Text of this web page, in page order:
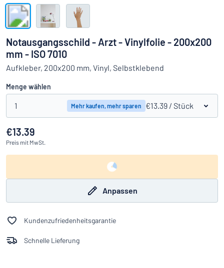
Das Gesuchte nicht gefunden?
Alle Kategorien anzeigen
Einloggen
Notausgangsschild - Arzt - Vinylfolie - 200x200
mm - ISO 7010
Aufkleber, 200x200 mm, Vinyl, Selbstklebend
Menge wählen
1 Mehr kaufen, mehr sparen €13.39 / Stück
€13.39
Preis mit MwSt.
Anpassen
Kundenzufriedenheitsgarantie
Schnelle Lieferung